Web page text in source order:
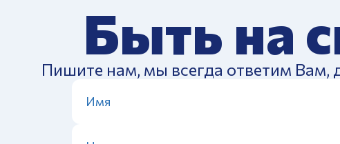
Быть на
Пишите нам, мы всегда ответим Вам,